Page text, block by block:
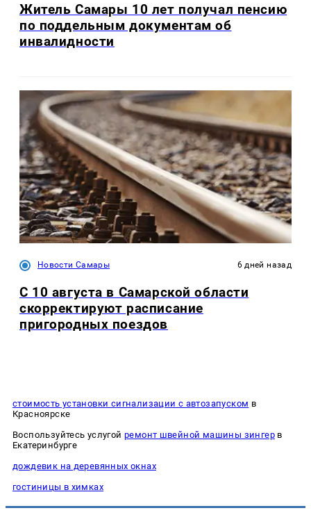
Житель Самары 10 лет получал пенсию
по поддельным документам об
инвалидности
Новости Самары 6 дней назад
С 10 августа в Самарской области
скорректируют расписание
пригородных поездов
стоимость установки сигнализации с автозапуском в
Красноярске
Воспользуйтесь услугой ремонт швейной машины зингерв
Екатеринбурге
дождевик на деревянных окнах
гостиницы в химках